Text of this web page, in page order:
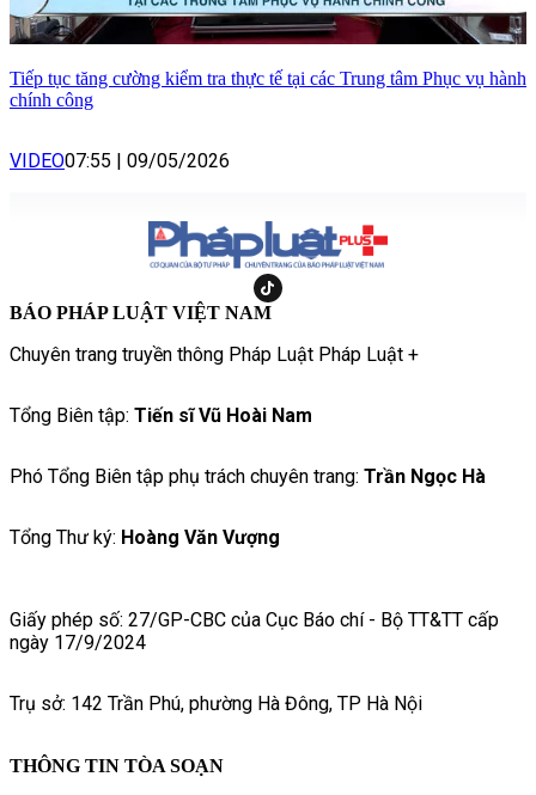
Tiếp tục tăng cường kiểm tra thực tế tại các Trung tâm Phục vụ hành
chính công
VIDEO07:55 09/05/2026
BÁO PHÁP LUẬT VIỆT NAM
Chuyên trang truyền thông Pháp Luật Pháp Luật +
Tổng Biên tập: Tiến sĩ Vũ Hoài Nam
Phó Tổng Biên tập phụ trách chuyên trang: Trần Ngọc Hà
Tổng Thư ký: Hoàng Văn Vượng
Giấy phép số: 27/GP-CBC của Cục Báo chí - Bộ TT&TT cấp
ngày 17/9/2024
Trụ sở: 142 Trần Phú, phường Hà Đông, TP Hà Nội
THÔNG TIN TÒA SOẠN